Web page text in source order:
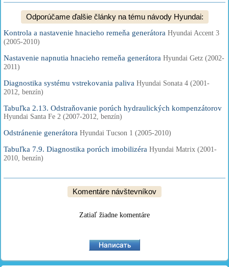
Odporúčame ďalšie články na tému návody Hyundai:
Kontrola a nastavenie hnacieho remeňa generátora Hyundai Accent 3
(2005-2010)
Nastavenie napnutia hnacieho remeňa generátora Hyundai Getz (2002-
2011)
Diagnostika systému vstrekovania paliva Hyundai Sonata 4 (2001-
2012, benzín)
Tabuľka 2.13. Odstraňovanie porúch hydraulických kompenzátorov
Hyundai Santa Fe 2 (2007-2012, benzín)
Odstránenie generátora Hyundai Tucson 1 (2005-2010)
Tabuľka 7.9. Diagnostika porúch imobilizéra Hyundai Matrix (2001-
2010, benzín)
Komentáre návštevníkov
Zatiaľ žiadne komentáre